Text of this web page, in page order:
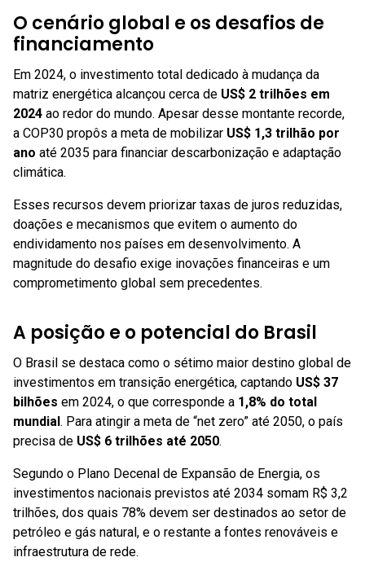
O cenário global e os desafios de
financiamento
Em 2024, o investimento total dedicado à mudança da
matriz energética alcançou cerca de US$ 2 trilhões em
2024 ao redor do mundo. Apesar desse montante recorde,
a COP30 propôs a meta de mobilizar US$ 1,3 trilhão por
ano até 2035 para financiar descarbonização e adaptação
climática.
Esses recursos devem priorizar taxas de juros reduzidas,
doações e mecanismos que evitem o aumento do
endividamento nos países em desenvolvimento. A
magnitude do desafio exige inovações financeiras e um
comprometimento global sem precedentes.
A posição e o potencial do Brasil
O Brasil se destaca como o sétimo maior destino global de
investimentos em transição energética, captando US$ 37
bilhões em 2024, o que corresponde a 1,8% do total
mundial. Para atingir a meta de “net zero” até 2050, o país
precisa de US$ 6 trilhões até 2050.
Segundo o Plano Decenal de Expansão de Energia, os
investimentos nacionais previstos até 2034 somam R$ 3,2
trilhões, dos quais 78% devem ser destinados ao setor de
petróleo e gás natural, e o restante a fontes renováveis e
infraestrutura de rede.